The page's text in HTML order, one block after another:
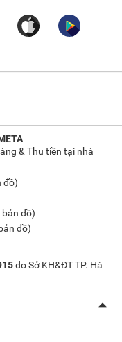
& Thu tiền tại nhà
đồ)
bản đồ)
đồ)
do Sở KH&ĐT TP. Hà